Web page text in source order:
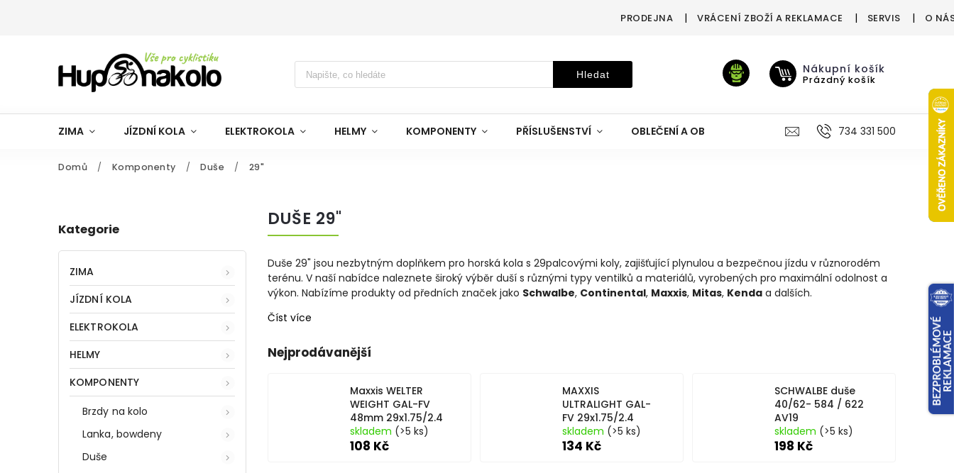
PRODEJNA VRÁCENÍ ZBOŽÍ A REKLAMACE SERVIS O
Hledat Nákupní košík
Prázdný košík
ZIMA JÍZDNÍ KOLA ELEKTROKOLA HELMY KOMPONENTY PŘÍSLUŠENSTVÍ OBLEČENÍ A OBUV VÝŽIVA VÝPRODEJ %
734 331 500
Domů / Komponenty / Duše / 29"
Kategorie
ZIMA
JÍZDNÍ KOLA
ELEKTROKOLA
HELMY
KOMPONENTY
Brzdy na kolo
Lanka, bowdeny
Duše
DUŠE 29"
Duše 29" jsou nezbytným doplňkem pro horská kola s 29palcovými koly, zajišťující plynulou a bezpečnou jízdu v různorodém
terénu. V naší nabídce naleznete široký výběr duší s různými typy ventilků a materiálů, vyrobených pro maximální odolnost a
výkon. Nabízíme produkty od předních značek jako Schwalbe, Continental, Maxxis, Mitas, Kenda a dalších.
Číst více
Nejprodávanější
Maxxis WELTER
WEIGHT GAL-FV
48mm 29x1.75/2.4
skladem (>5 ks)
108 Kč
MAXXIS
ULTRALIGHT GAL-
FV 29x1.75/2.4
skladem (>5 ks)
134 Kč
SCHWALBE duše
40/62- 584 / 622
AV19
skladem (>5 ks)
198 Kč